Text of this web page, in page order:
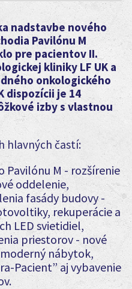
nadstavbe nového
Pavilónu M
pre pacientov II.
kliniky LF UK a
onkologického
dispozícii je 14
izby s vlastnou
hlavných častí:
Pavilónu M - rozšírenie
oddelenie,
fasády budovy -
rekuperácie a
LED svietidiel,
priestorov - nové
nábytok,
Pacient” aj vybavenie